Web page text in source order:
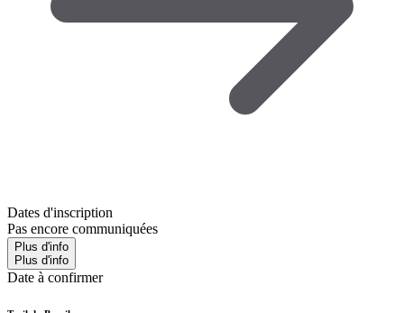
Dates d'inscription
Pas encore communiquées
Plus d'info
Plus d'info
Date à confirmer